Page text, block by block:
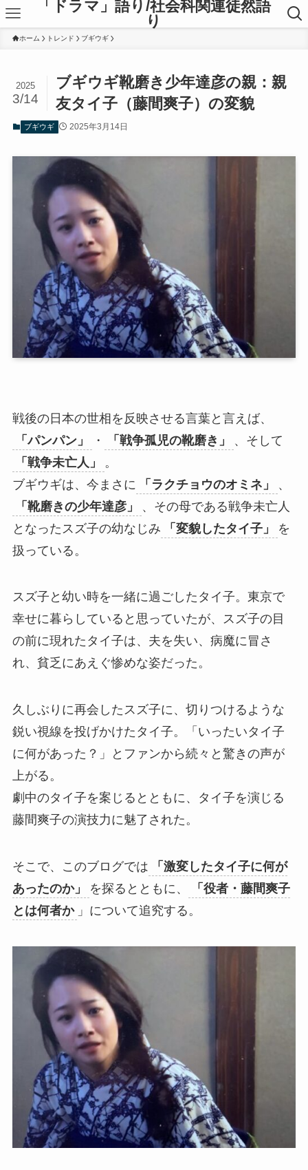
「ドラマ」語り/社会科関連徒然語
り
ホーム トレンド ブギウギ
ブギウギ靴磨き少年達彦の親：親
友タイ子（藤間爽子）の変貌
2025
3/14
ブギウギ 2025年3月14日
戦後の日本の世相を反映させる言葉と言えば、
「パンパン」
・ 「戦争孤児の靴磨き」
、そして
「戦争未亡人」
。
ブギウギは、今まさに
「ラクチョウのオミネ」
、
「靴磨きの少年達彦」
、その母である戦争未亡人
となったスズ子の幼なじみ
「変貌したタイ子」
を
扱っている。
スズ子と幼い時を一緒に過ごしたタイ子。東京で
幸せに暮らしていると思っていたが、スズ子の目
の前に現れたタイ子は、夫を失い、病魔に冒さ
れ、貧乏にあえぐ惨めな姿だった。
久しぶりに再会したスズ子に、切りつけるような
鋭い視線を投げかけたタイ子。「いったいタイ子
に何があった？」とファンから続々と驚きの声が
上がる。
劇中のタイ子を案じるとともに、タイ子を演じる
藤間爽子の演技力に魅了された。
そこで、このブログでは
「激変したタイ子に何が
あったのか」
を探るとともに、
「役者・藤間爽子
とは何者か 」について追究する。